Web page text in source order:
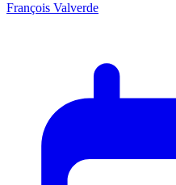
François Valverde